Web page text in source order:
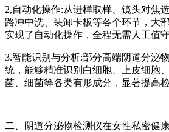
2,自动化操作:从进样取样、镜头对焦
路冲中洗、装卸卡板等各个环节，大
实现了自动化操作，全程无需人工值守
3.智能识别与分析:部分高端阴道分泌
统，能够精准识别白细胞、上皮细胞
菌、细菌等各类有形成分，显著提高
二、阴道分泌物检测仪在女性私密健